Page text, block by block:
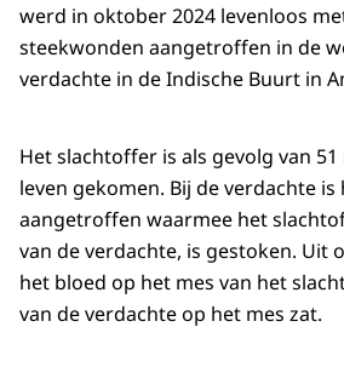
werd in oktober 2024 levenloos
steekwonden aangetroffen in de
verdachte in de Indische Buurt in
Het slachtoffer is als gevolg van
leven gekomen. Bij de verdachte is
aangetroffen waarmee het
van de verdachte, is gestoken. Uit
het bloed op het mes van het
van de verdachte op het mes zat.